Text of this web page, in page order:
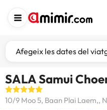
Afegeix les dates del
SALA Samui
10/9 Moo 5, Baan Plai Laem,,